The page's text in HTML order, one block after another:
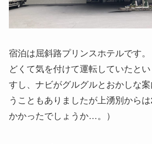
宿泊は屈斜路プリンスホテルです
どくて気を付けて運転していたと
すし、ナビがグルグルとおかしな
うこともありましたが上湧別から
かかったでしょうか…。）